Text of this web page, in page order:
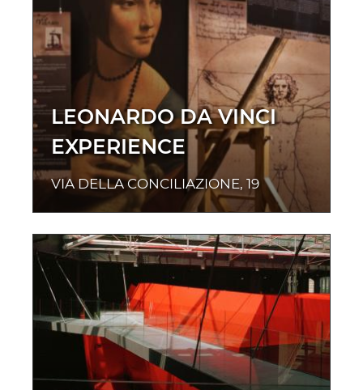
LEONARDO DA VINCI
EXPERIENCE
VIA DELLA CONCILIAZIONE, 19